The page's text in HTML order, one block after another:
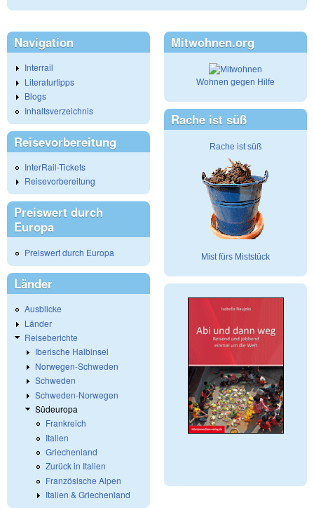
Navigation
Interrail
Literaturtipps
Blogs
Inhaltsverzeichnis
Reisevorbereitung
InterRail-Tickets
Reisevorbereitung
Preiswert durch
Europa
Preiswert durch Europa
Länder
Ausblicke
Länder
Reiseberichte
Iberische Halbinsel
Norwegen-Schweden
Schweden
Schweden-Norwegen
Südeuropa
Frankreich
Italien
Griechenland
Zurück in Italien
Französische Alpen
Italien & Griechenland
Mitwohnen.org
Wohnen gegen Hilfe
Rache ist süß
Rache ist süß
Mist fürs Miststück